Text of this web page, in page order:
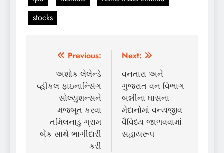
stocks
Post
navigation
Previous:
અશોક લેલેન્ડે
વ્હીકલ ફાઇનાન્સિંગ
સોલ્યુશન્સને
મજબૂત કરવા
તમિલનાડુ ગ્રામ
બેંક સાથે ભાગીદારી
કરી
Next:
વનતારા અને
ગુજરાત વન વિભાગ
બન્નીના ઘાસના
મેદાનોમાં વન્યજીવ
વૈવિધ્ય જાળવવામાં
સહાયરૂપ